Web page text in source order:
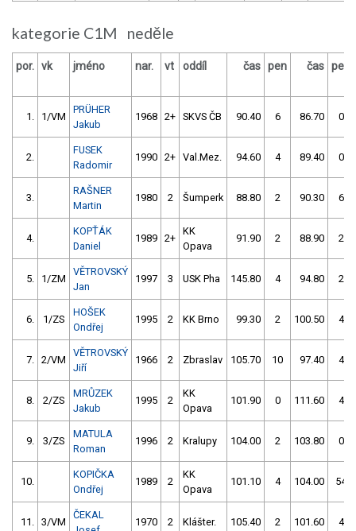
kategorie C1M neděle
por. vk jméno nar. vt oddíl čas pen čas pen
1. 1/VM
PRÜHER
Jakub
1968 2+ SKVS ČB 90.40 6 86.70 0
2.
FUSEK
Radomir
1990 2+ Val.Mez. 94.60 4 89.40 0
3.
RAŠNER
Martin
1980 2 Šumperk 88.80 2 90.30 6
4.
KOPŤÁK
Daniel
1989 2+
KK
Opava
91.90 2 88.90 2
5. 1/ZM
VĚTROVSKÝ
Jan
1997 3 USK Pha 145.80 4 94.80 2
6. 1/ZS
HOŠEK
Ondřej
1995 2 KK Brno 99.30 2 100.50 4
7. 2/VM
VĚTROVSKÝ
Jiří
1966 2 Zbraslav 105.70 10 97.40 4
8. 2/ZS
MRŮZEK
Jakub
1995 2
KK
Opava
101.90 0 111.60 4
9. 3/ZS
MATULA
Roman
1996 2 Kralupy 104.00 2 103.80 0
10.
KOPIČKA
Ondřej
1989 2
KK
Opava
101.10 4 104.00 54
11. 3/VM
ČEKAL
1970 2 Klášter. 105.40 2 101.60 4